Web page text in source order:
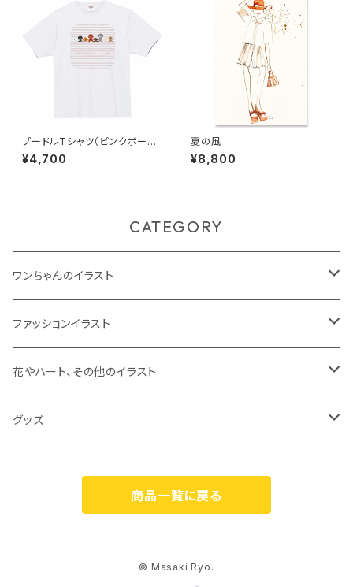
プードルTシャツ（ピンクボーダ
ー）
¥4,700
夏の風
¥8,800
CATEGORY
ワンちゃんのイラスト
ジークレープリント
原画
ファッションイラスト
ジークレープリント
原画
花やハート、その他のイラスト
ジークレープリント
グッズ
カスパリ（Caspari）
商品一覧に戻る
© Masaki Ryo.